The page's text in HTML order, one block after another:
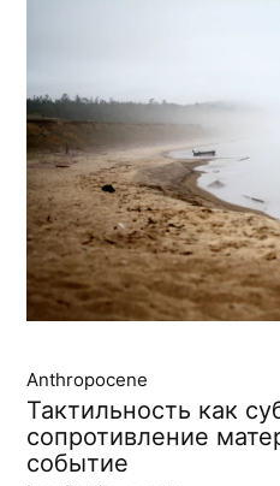
Anthropocene
Тактильность как
сопротивление
событие